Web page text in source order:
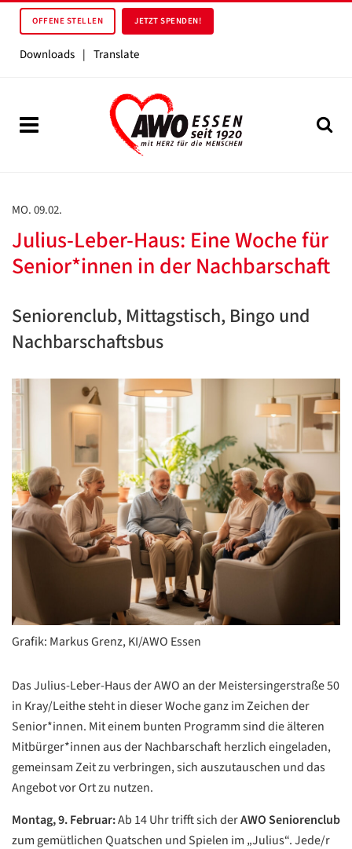
OFFENE STELLEN JETZT SPENDEN!
Downloads | Translate
MO. 09.02.
Julius-Leber-Haus: Eine Woche für
Senior*innen in der Nachbarschaft
Seniorenclub, Mittagstisch, Bingo und
Nachbarschaftsbus
Grafik: Markus Grenz, KI/AWO Essen
Das Julius-Leber-Haus der AWO an der Meistersingerstraße 50
in Kray/Leithe steht in dieser Woche ganz im Zeichen der
Senior*innen. Mit einem bunten Programm sind die älteren
Mitbürger*innen aus der Nachbarschaft herzlich eingeladen,
gemeinsam Zeit zu verbringen, sich auszutauschen und das
Angebot vor Ort zu nutzen.
Montag, 9. Februar:Ab 14 Uhr trifft sich derAWO Seniorenclub
zum gemütlichen Quatschen und Spielen im „Julius“. Jede/r